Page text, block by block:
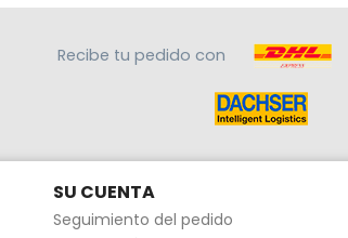
Recibe tu pedido con
SU CUENTA
Seguimiento del pedido